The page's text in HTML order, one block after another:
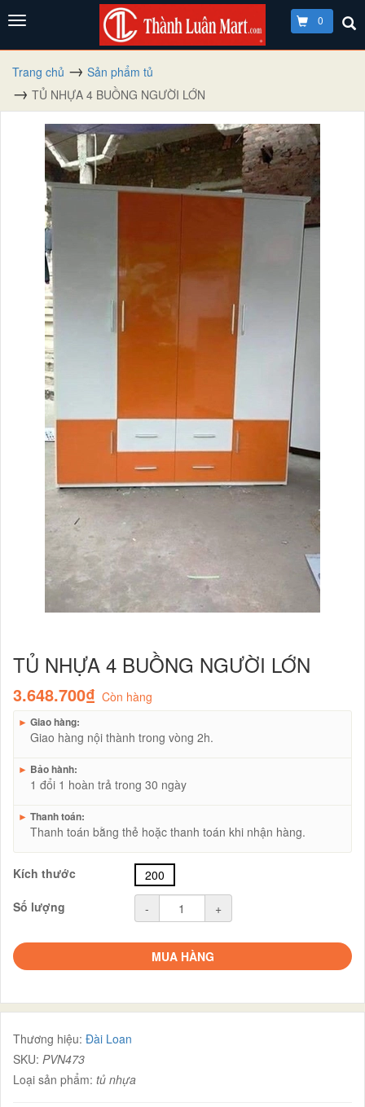
0
Trang chủ
Sản phẩm tủ
TỦ NHỰA 4 BUỒNG NGƯỜI LỚN
TỦ NHỰA 4 BUỒNG NGƯỜI LỚN
3.648.700₫ Còn hàng
► Giao hàng:
Giao hàng nội thành trong vòng 2h.
► Bảo hành:
1 đổi 1 hoàn trả trong 30 ngày
► Thanh toán:
Thanh toán bằng thẻ hoặc thanh toán khi nhận hàng.
Kích thước
200
Số lượng
- +
MUA HÀNG
Thương hiệu: Đài Loan
SKU: PVN473
Loại sản phẩm: tủ nhựa